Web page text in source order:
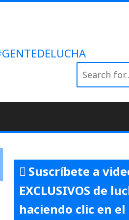
for:
Suscríbete a
EXCLUSIVOS de
haciendo clic en